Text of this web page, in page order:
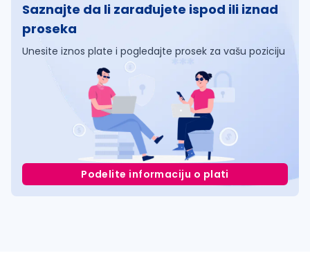
Saznajte da li zarađujete ispod ili iznad
proseka
Unesite iznos plate i pogledajte prosek za vašu poziciju
Podelite informaciju o plati